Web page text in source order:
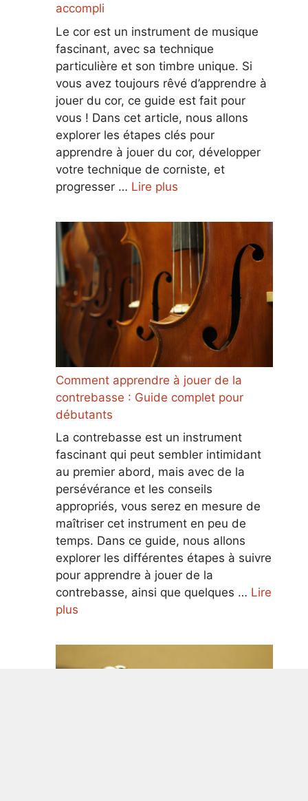
accompli
Le cor est un instrument de musique
fascinant, avec sa technique
particulière et son timbre unique. Si
vous avez toujours rêvé d’apprendre à
jouer du cor, ce guide est fait pour
vous ! Dans cet article, nous allons
explorer les étapes clés pour
apprendre à jouer du cor, développer
votre technique de corniste, et
progresser … Lire plus
Comment apprendre à jouer de la
contrebasse : Guide complet pour
débutants
La contrebasse est un instrument
fascinant qui peut sembler intimidant
au premier abord, mais avec de la
persévérance et les conseils
appropriés, vous serez en mesure de
maîtriser cet instrument en peu de
temps. Dans ce guide, nous allons
explorer les différentes étapes à suivre
pour apprendre à jouer de la
contrebasse, ainsi que quelques … Lire
plus